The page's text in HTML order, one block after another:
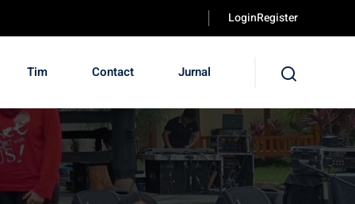
LoginRegister
Tim Contact Jurnal